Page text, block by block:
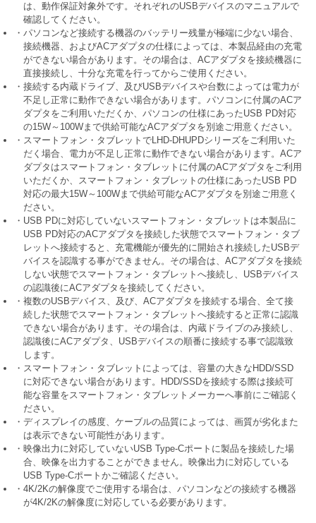
は、動作保証対象外です。それぞれのUSBデバイスのマニュアルで
確認してください。
・パソコンなど接続する機器のバッテリー残量が極端に少ない場合、
接続機器、およびACアダプタの仕様によっては、本製品経由の充電
ができない場合があります。その場合は、ACアダプタを接続機器に
直接接続し、十分な充電を行ってからご使用ください。
・接続する内蔵ドライブ、及びUSBデバイスや台数によっては電力が
不足し正常に動作できない場合があります。パソコンに付属のACア
ダプタをご利用いただくか、パソコンの仕様にあったUSB PD対応
の15W～100Wまで供給可能なACアダプタを別途ご用意ください。
・スマートフォン・タブレットでLHD-DHUPDシリーズをご利用いた
だく場合、電力が不足し正常に動作できない場合があります。ACア
ダプタはスマートフォン・タブレットに付属のACアダプタをご利用
いただくか、スマートフォン・タブレットの仕様にあったUSB PD
対応の最大15W～100Wまで供給可能なACアダプタを別途ご用意く
ださい。
・USB PDに対応していないスマートフォン・タブレットは本製品に
USB PD対応のACアダプタを接続した状態でスマートフォン・タブ
レットへ接続すると、充電機能が優先的に開始され接続したUSBデ
バイスを認識する事ができません。その場合は、ACアダプタを接続
しない状態でスマートフォン・タブレットへ接続し、USBデバイス
の認識後にACアダプタを接続してください。
・複数のUSBデバイス、及び、ACアダプタを接続する場合、全て接
続した状態でスマートフォン・タブレットへ接続すると正常に認識
できない場合があります。その場合は、内蔵ドライブのみ接続し、
認識後にACアダプタ、USBデバイスの順番に接続する事で認識致
します。
・スマートフォン・タブレットによっては、容量の大きなHDD/SSD
に対応できない場合があります。HDD/SSDを接続する際は接続可
能な容量をスマートフォン・タブレットメーカーへ事前にご確認く
ださい。
・ディスプレイの感度、ケーブルの品質によっては、画質が劣化また
は表示できない可能性があります。
・映像出力に対応していないUSB Type-Cポートに製品を接続した場
合、映像を出力することができません。映像出力に対応している
USB Type-Cポートかご確認ください。
・4K/2Kの解像度でご使用する場合は、パソコンなどの接続する機器
が4K/2Kの解像度に対応している必要があります。